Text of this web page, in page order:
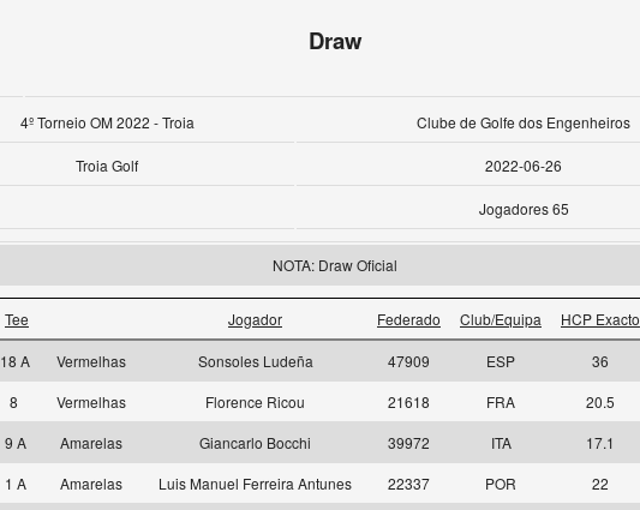
Draw
4º Torneio OM 2022 - Troia Clube de Golfe dos Engenheiros
Troia Golf 2022-06-26
Jogadores 65
NOTA: Draw Oficial
Tee Jogador Federado Club/Equipa HCP Exacto
18 A Vermelhas Sonsoles Ludeña 47909 ESP 36
8 Vermelhas Florence Ricou 21618 FRA 20.5
9 A Amarelas Giancarlo Bocchi 39972 ITA 17.1
1 A Amarelas Luis Manuel Ferreira Antunes 22337 POR 22